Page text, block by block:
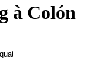
à Colón